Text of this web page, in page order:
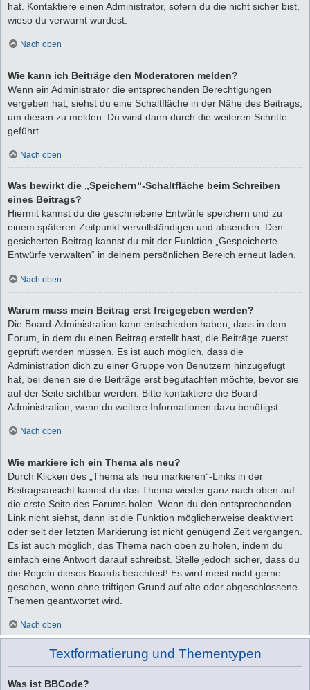
hat. Kontaktiere einen Administrator, sofern du die nicht sicher bist,
wieso du verwarnt wurdest.
Nach oben
Wie kann ich Beiträge den Moderatoren melden?
Wenn ein Administrator die entsprechenden Berechtigungen
vergeben hat, siehst du eine Schaltfläche in der Nähe des Beitrags,
um diesen zu melden. Du wirst dann durch die weiteren Schritte
geführt.
Nach oben
Was bewirkt die „Speichern“-Schaltfläche beim Schreiben
eines Beitrags?
Hiermit kannst du die geschriebene Entwürfe speichern und zu
einem späteren Zeitpunkt vervollständigen und absenden. Den
gesicherten Beitrag kannst du mit der Funktion „Gespeicherte
Entwürfe verwalten“ in deinem persönlichen Bereich erneut laden.
Nach oben
Warum muss mein Beitrag erst freigegeben werden?
Die Board-Administration kann entschieden haben, dass in dem
Forum, in dem du einen Beitrag erstellt hast, die Beiträge zuerst
geprüft werden müssen. Es ist auch möglich, dass die
Administration dich zu einer Gruppe von Benutzern hinzugefügt
hat, bei denen sie die Beiträge erst begutachten möchte, bevor sie
auf der Seite sichtbar werden. Bitte kontaktiere die Board-
Administration, wenn du weitere Informationen dazu benötigst.
Nach oben
Wie markiere ich ein Thema als neu?
Durch Klicken des „Thema als neu markieren“-Links in der
Beitragsansicht kannst du das Thema wieder ganz nach oben auf
die erste Seite des Forums holen. Wenn du den entsprechenden
Link nicht siehst, dann ist die Funktion möglicherweise deaktiviert
oder seit der letzten Markierung ist nicht genügend Zeit vergangen.
Es ist auch möglich, das Thema nach oben zu holen, indem du
einfach eine Antwort darauf schreibst. Stelle jedoch sicher, dass du
die Regeln dieses Boards beachtest! Es wird meist nicht gerne
gesehen, wenn ohne triftigen Grund auf alte oder abgeschlossene
Themen geantwortet wird.
Nach oben
Textformatierung und Thementypen
Was ist BBCode?